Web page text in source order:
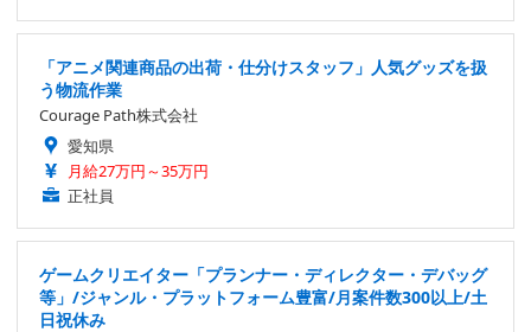
「アニメ関連商品の出荷・仕分けスタッフ」人気グッズを扱
う物流作業
Courage Path株式会社
愛知県
月給27万円～35万円
正社員
ゲームクリエイター「プランナー・ディレクター・デバッグ
等」/ジャンル・プラットフォーム豊富/月案件数300以上/土
日祝休み